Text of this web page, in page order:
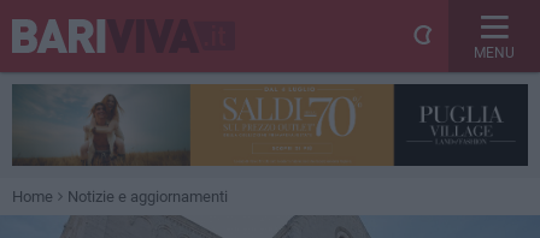
MENU
Home Notizie e aggiornamenti